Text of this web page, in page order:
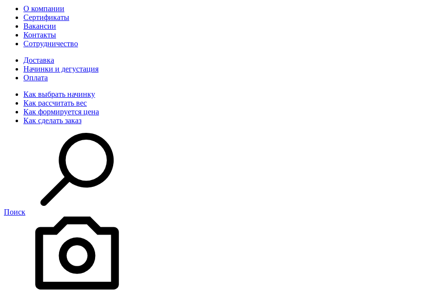
О компании
Сертификаты
Вакансии
Контакты
Сотрудничество
Доставка
Начинки и дегустация
Оплата
Как выбрать начинку
Как рассчитать вес
Как формируется цена
Как сделать заказ
Поиск